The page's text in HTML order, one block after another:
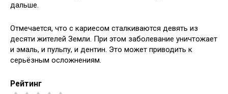
дальше.
Отмечается, что с кариесом сталкиваются девять из
десяти жителей Земли. При этом заболевание уничтожает
и эмаль, и пульпу, и дентин. Это может приводить к
серьёзным осложнениям.
Рейтинг